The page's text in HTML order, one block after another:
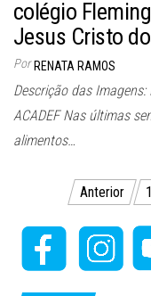
colégio
Jesus Cristo
Por RENATA RAMOS
Descrição das
ACADEF Nas últimas
alimentos…
Paginação
de
posts
Anterior 1